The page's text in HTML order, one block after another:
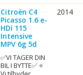
Citroën C4
Picasso 1.6 e-
HDi 115
Intensive
MPV 6g 5d
✅VI TAGER DIN
BIL I BYTTE✅ ⭐
2014